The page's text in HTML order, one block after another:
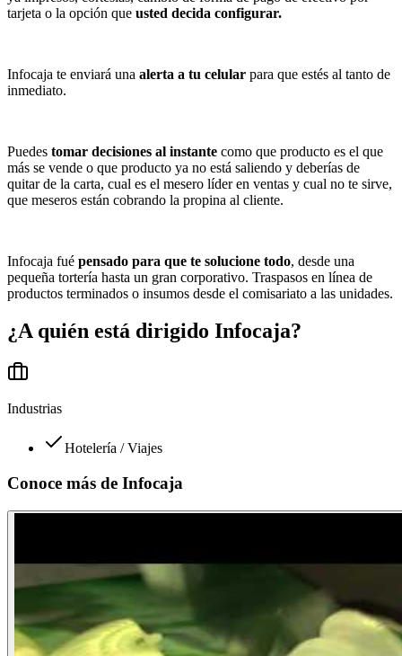
tarjeta o la opción que usted decida configurar.
Infocaja te enviará una alerta a tu celular para que estés al tanto de
inmediato.
Puedes tomar decisiones al instante como que producto es el que
más se vende o que producto ya no está saliendo y deberías de
quitar de la carta, cual es el mesero líder en ventas y cual no te sirve,
que meseros están cobrando la propina al cliente.
Infocaja fué pensado para que te solucione todo, desde una
pequeña tortería hasta un gran corporativo. Traspasos en línea de
productos terminados o insumos desde el comisariato a las unidades.
¿A quién está dirigido Infocaja?
Industrias
Hotelería / Viajes
Conoce más de Infocaja